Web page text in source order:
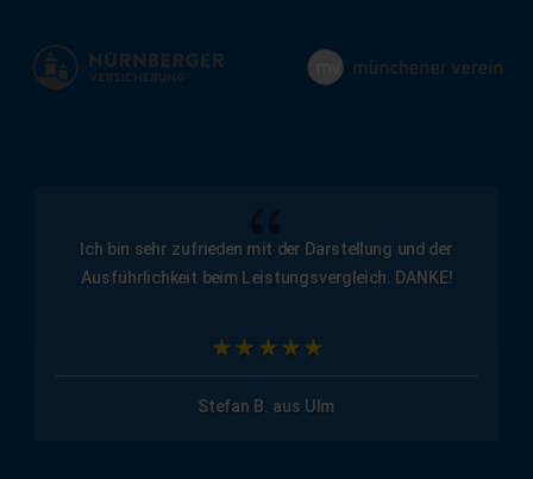
Ich bin sehr zufrieden mit der Darstellung und der
Ausführlichkeit beim Leistungsvergleich. DANKE!
Stefan B. aus Ulm